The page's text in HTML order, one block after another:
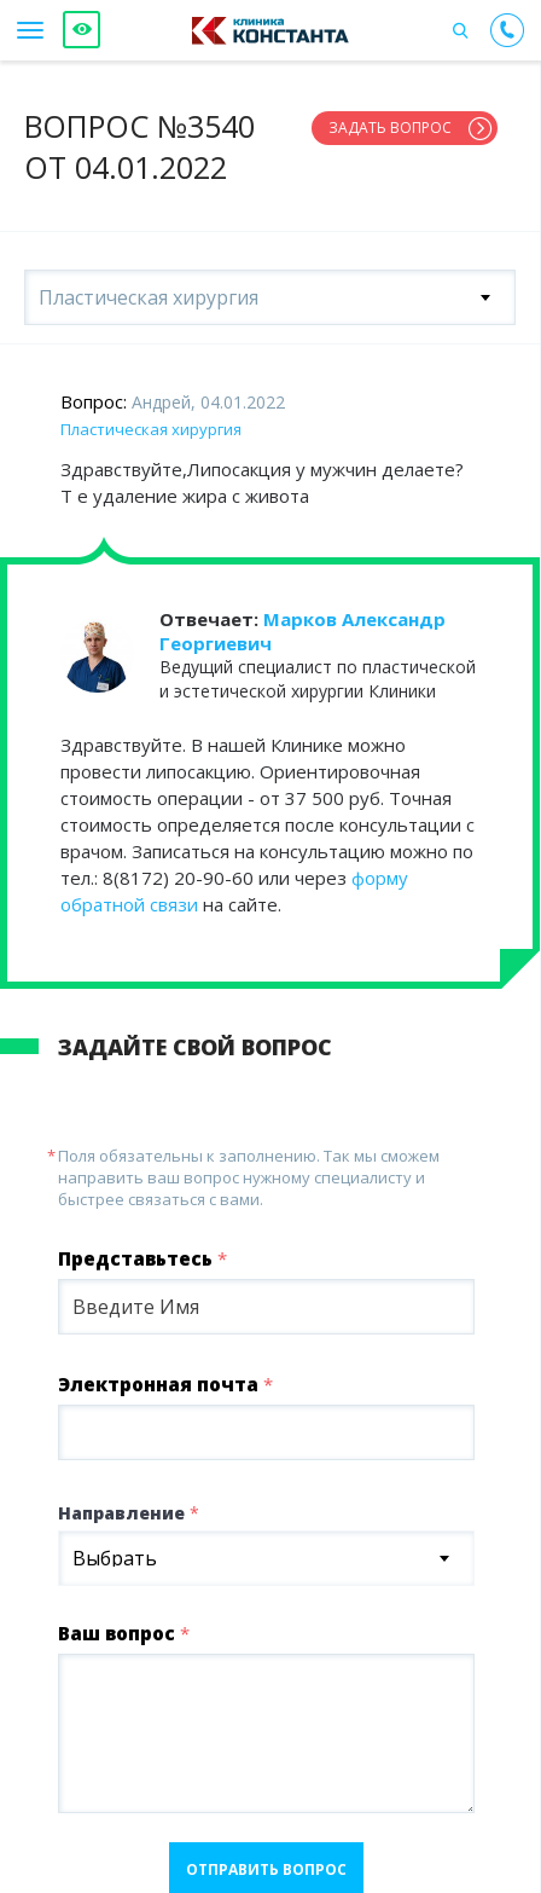
ВОПРОС №3540
ОТ 04.01.2022
ЗАДАТЬ ВОПРОС
Пластическая хирургия
Вопрос: Андрей, 04.01.2022
Пластическая хирургия
Здравствуйте,Липосакция у мужчин делаете?
Т е удаление жира с живота
Отвечает: Марков Александр
Георгиевич
Ведущий специалист по пластической
и эстетической хирургии Клиники
Здравствуйте. В нашей Клинике можно
провести липосакцию. Ориентировочная
стоимость операции - от 37 500 руб. Точная
стоимость определяется после консультации с
врачом. Записаться на консультацию можно по
тел.: 8(8172) 20-90-60 или через форму
обратной связи на сайте.
ЗАДАЙТЕ СВОЙ ВОПРОС
Поля обязательны к заполнению. Так мы сможем
направить ваш вопрос нужному специалисту и
быстрее связаться с вами.
Представьтесь *
Электронная почта *
Направление *
Выбрать
Ваш вопрос *
ОТПРАВИТЬ ВОПРОС